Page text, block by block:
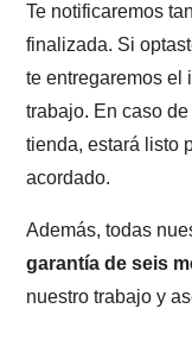
Te notificaremos
finalizada. Si
te entregaremos el
trabajo. En caso
tienda, estará listo
acordado.
Además, todas
garantía de seis
nuestro trabajo y